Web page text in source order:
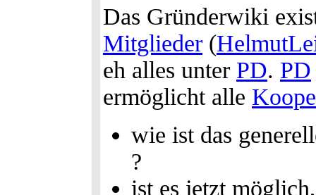
Das Gründerwiki
Mitglieder (
eh alles unter PD. PD
ermöglicht alle
wie ist das
?
ist es jetzt